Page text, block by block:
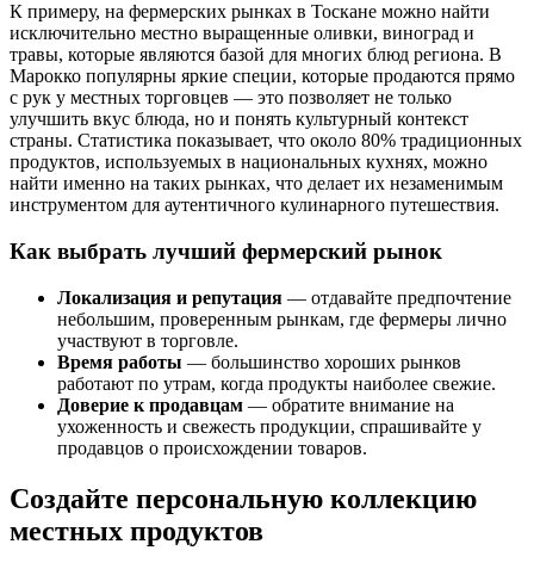
К примеру, на фермерских рынках в Тоскане можно найти
исключительно местно выращенные оливки, виноград и
травы, которые являются базой для многих блюд региона. В
Марокко популярны яркие специи, которые продаются прямо
с рук у местных торговцев — это позволяет не только
улучшить вкус блюда, но и понять культурный контекст
страны. Статистика показывает, что около 80% традиционных
продуктов, используемых в национальных кухнях, можно
найти именно на таких рынках, что делает их незаменимым
инструментом для аутентичного кулинарного путешествия.
Как выбрать лучший фермерский рынок
Локализация и репутация — отдавайте предпочтение
небольшим, проверенным рынкам, где фермеры лично
участвуют в торговле.
Время работы — большинство хороших рынков
работают по утрам, когда продукты наиболее свежие.
Доверие к продавцам — обратите внимание на
ухоженность и свежесть продукции, спрашивайте у
продавцов о происхождении товаров.
Создайте персональную коллекцию
местных продуктов